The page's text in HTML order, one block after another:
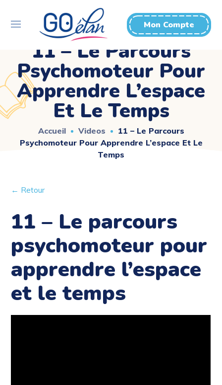
Mon Compte
11 – Le Parcours
Psychomoteur Pour
Apprendre L’espace
Et Le Temps
Accueil Videos
11 – Le Parcours
Psychomoteur Pour Apprendre L’espace Et Le
Temps
← Retour
11 – Le parcours
psychomoteur pour
apprendre l’espace
et le temps